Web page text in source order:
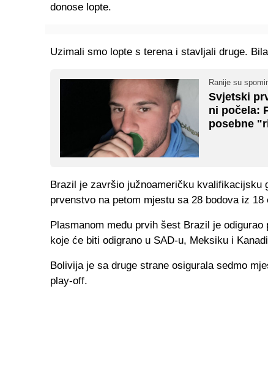
donose lopte.
Uzimali smo lopte s terena i stavljali druge.
Ranije su
Svjetski
ni počela:
posebne
Brazil je završio južnoameričku kvalifikacijsku
prvenstvo na petom mjestu sa 28 bodova iz 18
Plasmanom među prvih šest Brazil je
koje će biti odigrano u SAD-u, Meksiku i
Bolivija je sa druge strane osigurala sedmo
play-off.